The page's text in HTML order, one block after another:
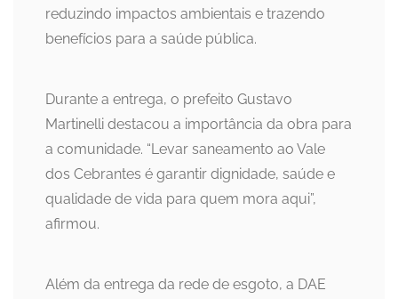
reduzindo impactos ambientais e trazendo
benefícios para a saúde pública.
Durante a entrega, o prefeito Gustavo
Martinelli destacou a importância da obra para
a comunidade. “Levar saneamento ao Vale
dos Cebrantes é garantir dignidade, saúde e
qualidade de vida para quem mora aqui”,
afirmou.
Além da entrega da rede de esgoto, a DAE